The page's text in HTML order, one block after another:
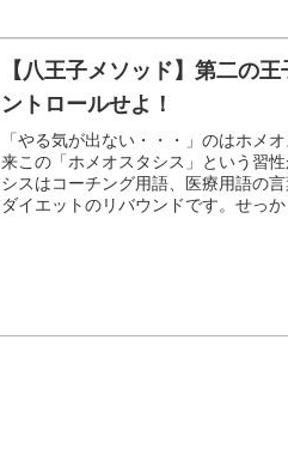
【八王子メソッド】第二の
ントロールせよ！
「やる気が出ない・・・」のはホメ
来この「ホメオスタシス」という習
シスはコーチング用語、医療用語の
ダイエットのリバウンドです。せっ